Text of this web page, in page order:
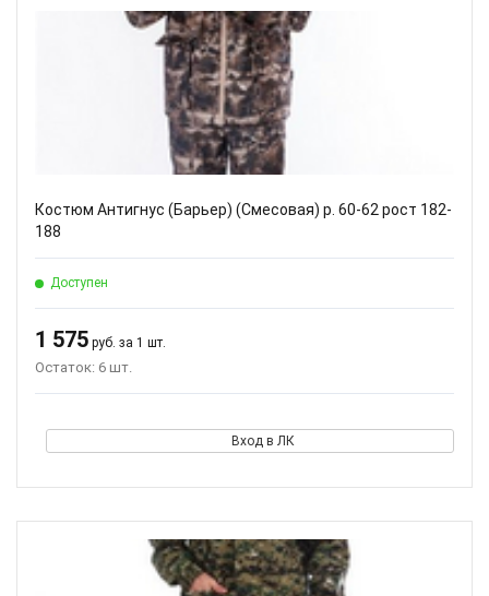
Костюм Антигнус (Барьер) (Смесовая) р. 60-62 рост 182-
188
Доступен
1 575 руб. за 1 шт.
Остаток: 6 шт.
Вход в ЛК